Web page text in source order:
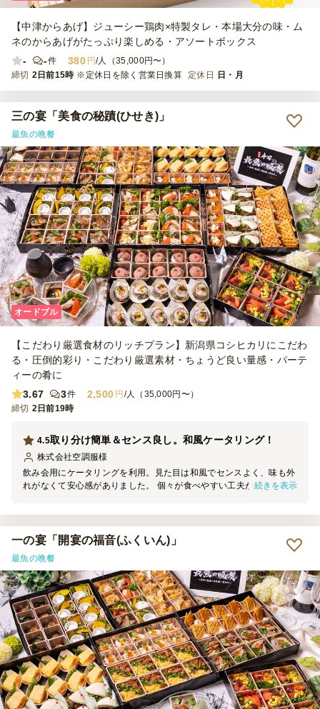
【中津からあげ】ジューシー鶏肉×特製タレ・本場大分の味・ム
ネのからあげがたっぷり楽しめる・アソートボックス
-
-件 380 円/人（35,000円〜）
締切 2日前15時 ※定休日を除く営業日換算 定休日 日・月
三の宴「美食の秘蹟(ひせき)」
最魚の晩餐
オードブル
【こだわり厳選食材のリッチプラン】新潟県コシヒカリにこだわ
る・圧倒的彩り・こだわり厳選素材・ちょうど良い量感・パーテ
ィーの肴に
3.67
3件 2,500 円 /人（35,000円〜）
締切 2日前19時
取り分け簡単＆センス良し。和風ケータリング！
4.5
株式会社空調服様
飲み会用にケータリングを利用。見た目は和風でセンスよく、味も外
れがなくて安心感がありました。 個々が食べやすい工夫がされてい
続きを表示
一の宴「開宴の福音(ふくいん)」
最魚の晩餐